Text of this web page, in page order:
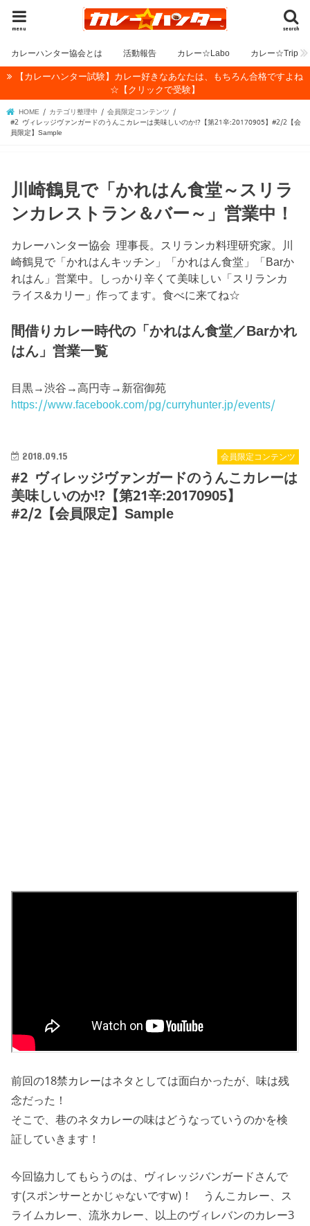
search
menu
カレーハンター協会とは 活動報告 カレー☆Labo カレー☆Trip
【カレーハンター試験】カレー好きなあなたは、もちろん合格ですよね
☆【クリックで受験】
HOME カテゴリ整理中
会員限定コンテンツ
#2 ヴィレッジヴァンガードのうんこカレーは美味しいのか!?【第21辛:20170905】#2/2【会
員限定】Sample
川崎鶴見で「かれはん食堂～スリラ
ンカレストラン＆バー～」営業中！
カレーハンター協会 理事長。スリランカ料理研究家。川
崎鶴見で「かれはんキッチン」「かれはん食堂」「Barか
れはん」営業中。しっかり辛くて美味しい「スリランカ
ライス&カリー」作ってます。食べに来てね☆
間借りカレー時代の「かれはん食堂／Barかれ
はん」営業一覧
目黒→渋谷→高円寺→新宿御苑
https://www.facebook.com/pg/curryhunter.jp/events/
会員限定コンテンツ
2018.09.15
#2 ヴィレッジヴァンガードのうんこカレーは
美味しいのか!?【第21辛:20170905】
#2/2【会員限定】Sample
前回の18禁カレーはネタとしては面白かったが、味は残
念だった！
そこで、巷のネタカレーの味はどうなっていうのかを検
証していきます！
今回協力してもらうのは、ヴィレッジバンガードさんで
す(スポンサーとかじゃないですw)！ うんこカレー、ス
ライムカレー、流氷カレー、以上のヴィレバンのカレー3